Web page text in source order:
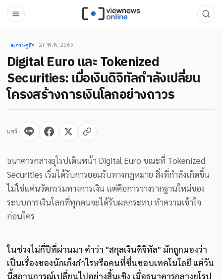
เศรษฐกิจ 27 พ.ค. 2569
Digital Euro และ Tokenized
Securities: เมื่อเงินดิจิทัลกำลังเปลี่ยน
โครงสร้างการเงินโลกอย่างถาวร
แชร์
ธนาคารกลางยุโรปเดินหน้า Digital Euro ขณะที่ Tokenized
Securities เริ่มได้รับการยอมรับทางกฎหมาย สิ่งที่กำลังเกิดขึ้น
ไม่ใช่แค่นวัตกรรมทางการเงิน แต่คือการวางรากฐานใหม่ของ
ระบบการเงินโลกที่ทุกคนจะได้รับผลกระทบ ทำความเข้าใจ
ก่อนใคร
ในช่วงไม่กี่ปีที่ผ่านมา คำว่า "สกุลเงินดิจิทัล" มักถูกมองว่า
เป็นเรื่องของนักเก็งกำไรหรือคนที่ชื่นชอบเทคโนโลยี แต่วัน
นี้สถานการณ์เปลี่ยนไปอย่างสิ้นเชิง เมื่อธนาคารกลางยุโรป